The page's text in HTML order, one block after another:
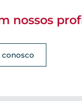
nossos
conosco